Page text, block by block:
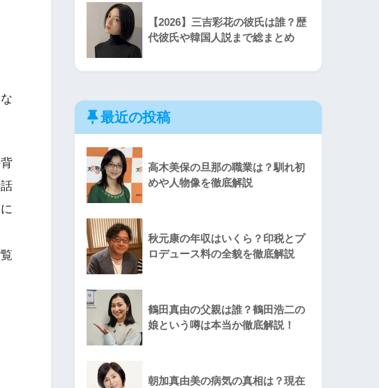
【2026】三吉彩花の彼氏は誰？歴
代彼氏や韓国人説まで総まとめ
最近の投稿
高木美保の旦那の職業は？馴れ初
めや人物像を徹底解説
秋元康の年収はいくら？印税とプ
ロデュース料の全貌を徹底解説
鶴田真由の父親は誰？鶴田浩二の
娘という噂は本当か徹底解説！
朝加真由美の病気の真相は？現在